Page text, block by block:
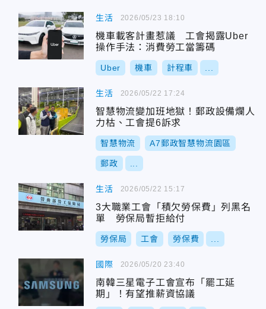
生活
機車載客計畫惹議 工會揭露Uber
操作手法：消費勞工當籌碼
Uber 機車 計程車
2026/05/23 18:10
生活
智慧物流變加班地獄！郵政設備爛人
力枯、工會提6訴求
智慧物流 A7郵政智慧物流園區
郵政
2026/05/22 17:24
生活
3大職業工會「積欠勞保費」列黑名
單 勞保局暫拒給付
勞保局 工會 勞保費
2026/05/22 15:17
國際
南韓三星電子工會宣布「罷工延
期」！有望推薪資協議
2026/05/20 23:40